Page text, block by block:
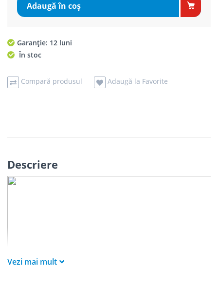
Adaugă în coş
Garanție: 12 luni
În stoc
Compară produsul Adaugă la Favorite
Descriere
Vezi mai mult